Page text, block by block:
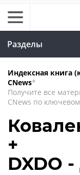
Разделы
Индексная книга
CNews*
Получите все
CNews по
+
DXDO